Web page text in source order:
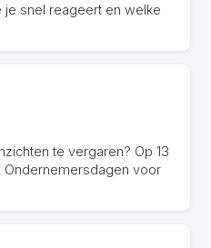
je snel reageert en welke
te vergaren? Op 13
Ondernemersdagen voor